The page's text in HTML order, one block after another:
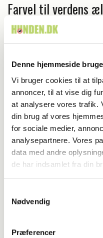
Denne hjemmeside
Vi bruger cookies til at
annoncer, til at vise dig
at analysere vores trafik.
din brug af vores
for sociale medier,
analysepartnere. Vores
data med andre
de har indsamlet fra din
Nødvendig
Præferencer
Farvel til verdens
Farvel til verdens